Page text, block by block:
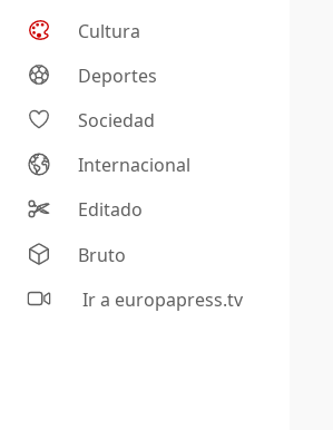
Cultura
Deportes
Sociedad
Internacional
Editado
Bruto
Ir a europapress.tv